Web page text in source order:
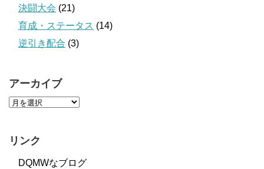
決闘大会 (21)
育成・ステータス (14)
逆引き配合 (3)
アーカイブ
リンク
DQMWなブログ